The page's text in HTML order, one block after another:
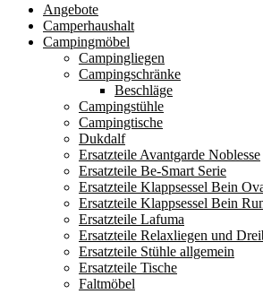
Angebote
Camperhaushalt
Campingmöbel
Campingliegen
Campingschränke
Beschläge
Campingstühle
Campingtische
Dukdalf
Ersatzteile Avantgarde Noblesse
Ersatzteile Be-Smart Serie
Ersatzteile Klappsessel Bein
Ersatzteile Klappsessel Bein
Ersatzteile Lafuma
Ersatzteile Relaxliegen und
Ersatzteile Stühle allgemein
Ersatzteile Tische
Faltmöbel